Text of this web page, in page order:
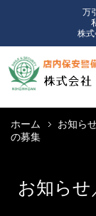
万
株式
ホーム お知ら
の募集
お知らせ